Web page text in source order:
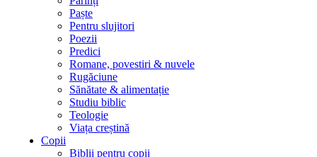
Paște
Pentru slujitori
Poezii
Predici
Romane, povestiri & nuvele
Rugăciune
Sănătate & alimentație
Studiu biblic
Teologie
Viața creștină
Copii
Biblii pentru copii